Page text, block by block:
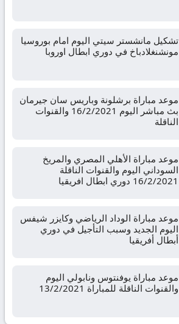
تشكيل مانشستر سيتي اليوم امام بوروسيا
مونشنغلادباخ في دوري ابطال اوروبا
موعد مباراة برشلونة وباريس سان جيرمان
بث مباشر اليوم 16/2/2021 والقنوات
الناقلة
موعد مباراة الأهلي المصري والمريخ
السوداني اليوم والقنوات الناقلة
16/2/2021 دوري ابطال افريقيا
موعد مباراة الوداد الرياضي وكايزر شيفس
اليوم الجديد وسبب التأجيل في دوري
أبطال أفريقيا
موعد مباراة يوفنتوس ونابولي اليوم
والقنوات الناقلة للمباراة 13/2/2021